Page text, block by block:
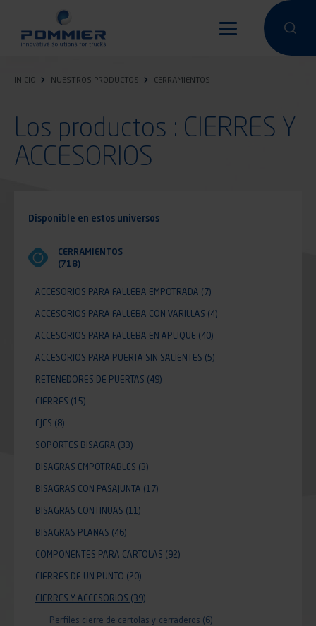
contenido
Hacer una
INICIO NUESTROS PRODUCTOS CERRAMIENTOS
Los productos : CIERRES Y
ACCESORIOS
Disponible en estos universos
CERRAMIENTOS
(718)
ACCESORIOS PARA FALLEBA EMPOTRADA (7)
ACCESORIOS PARA FALLEBA CON VARILLAS (4)
ACCESORIOS PARA FALLEBA EN APLIQUE (40)
ACCESORIOS PARA PUERTA SIN SALIENTES (5)
RETENEDORES DE PUERTAS (49)
CIERRES (15)
EJES (8)
SOPORTES BISAGRA (33)
BISAGRAS EMPOTRABLES (3)
BISAGRAS CON PASAJUNTA (17)
BISAGRAS CONTINUAS (11)
BISAGRAS PLANAS (46)
COMPONENTES PARA CARTOLAS (92)
CIERRES DE UN PUNTO (20)
CIERRES Y ACCESORIOS (39)
Perfiles cierre de cartolas y cerraderos (6)